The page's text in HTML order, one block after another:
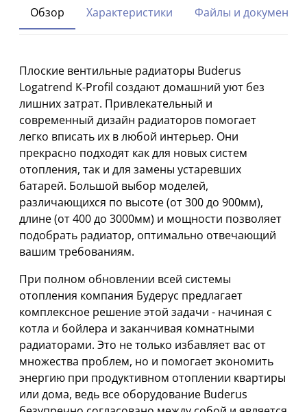
Обзор Характеристики Файлы и документы
Плоские вентильные радиаторы Buderus
Logatrend K-Profil создают домашний уют без
лишних затрат. Привлекательный и
современный дизайн радиаторов помогает
легко вписать их в любой интерьер. Они
прекрасно подходят как для новых систем
отопления, так и для замены устаревших
батарей. Большой выбор моделей,
различающихся по высоте (от 300 до 900мм),
длине (от 400 до 3000мм) и мощности позволяет
подобрать радиатор, оптимально отвечающий
вашим требованиям.
При полном обновлении всей системы
отопления компания Будерус предлагает
комплексное решение этой задачи - начиная с
котла и бойлера и заканчивая комнатными
радиаторами. Это не только избавляет вас от
множества проблем, но и помогает экономить
энергию при продуктивном отоплении квартиры
или дома, ведь все оборудование Buderus